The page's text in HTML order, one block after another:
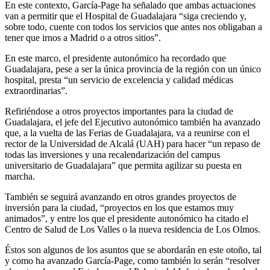
En este contexto, García-Page ha señalado que ambas actuaciones
van a permitir que el Hospital de Guadalajara “siga creciendo y,
sobre todo, cuente con todos los servicios que antes nos obligaban a
tener que irnos a Madrid o a otros sitios”.
En este marco, el presidente autonómico ha recordado que
Guadalajara, pese a ser la única provincia de la región con un único
hospital, presta “un servicio de excelencia y calidad médicas
extraordinarias”.
Refiriéndose a otros proyectos importantes para la ciudad de
Guadalajara, el jefe del Ejecutivo autonómico también ha avanzado
que, a la vuelta de las Ferias de Guadalajara, va a reunirse con el
rector de la Universidad de Alcalá (UAH) para hacer “un repaso de
todas las inversiones y una recalendarización del campus
universitario de Guadalajara” que permita agilizar su puesta en
marcha.
También se seguirá avanzando en otros grandes proyectos de
inversión para la ciudad, “proyectos en los que estamos muy
animados”, y entre los que el presidente autonómico ha citado el
Centro de Salud de Los Valles o la nueva residencia de Los Olmos.
Éstos son algunos de los asuntos que se abordarán en este otoño, tal
y como ha avanzado García-Page, como también lo serán “resolver